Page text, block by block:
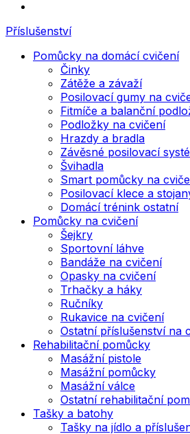
Příslušenství
Pomůcky na domácí cvičení
Činky
Zátěže a závaží
Posilovací gumy na
Fitmíče a balanční
Podložky na cvičení
Hrazdy a bradla
Závěsné posilovací
Švihadla
Smart pomůcky na
Posilovací klece a
Domácí trénink ostatní
Pomůcky na cvičení
Šejkry
Sportovní láhve
Bandáže na cvičení
Opasky na cvičení
Trhačky a háky
Ručníky
Rukavice na cvičení
Ostatní příslušenství na
Rehabilitační pomůcky
Masážní pistole
Masážní pomůcky
Masážní válce
Ostatní rehabilitační
Tašky a batohy
Tašky na jídlo a